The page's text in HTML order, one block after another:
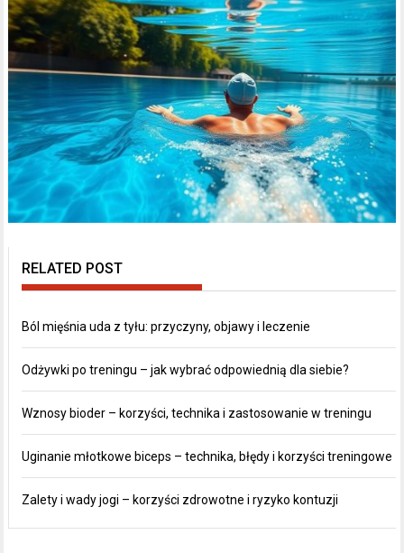
RELATED POST
Ból mięśnia uda z tyłu: przyczyny, objawy i leczenie
Odżywki po treningu – jak wybrać odpowiednią dla siebie?
Wznosy bioder – korzyści, technika i zastosowanie w treningu
Uginanie młotkowe biceps – technika, błędy i korzyści treningowe
Zalety i wady jogi – korzyści zdrowotne i ryzyko kontuzji